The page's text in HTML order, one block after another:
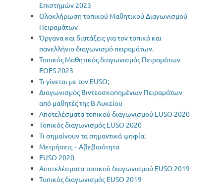
Επιστημών 2023
Oλοκλήρωση τοπικού Μαθητικού Διαγωνισμού
Πειραμάτων
Όργανα και διατάξεις για τον τοπικό και
πανελλήνιο διαγωνισμό πειραμάτων.
Τοπικός Μαθητικός διαγωνισμός Πειραμάτων
EOES 2023
Τι γίνεται με τον EUSO;
Διαγωνισμός Βιντεοσκοπημένων Πειραμάτων
από μαθητές της Β Λυκείου
Αποτελέσματα τοπικού διαγωνισμού EUSO 2020
Τοπικός διαγωνισμός EUSO 2020
Τι σημαίνουν τα σημαντικά ψηφία;
Μετρήσεις – Αβεβαιότητα
EUSO 2020
Αποτελέσματα τοπικού διαγωνισμού EUSO 2019
Τοπικός διαγωνισμός ΕUSO 2019